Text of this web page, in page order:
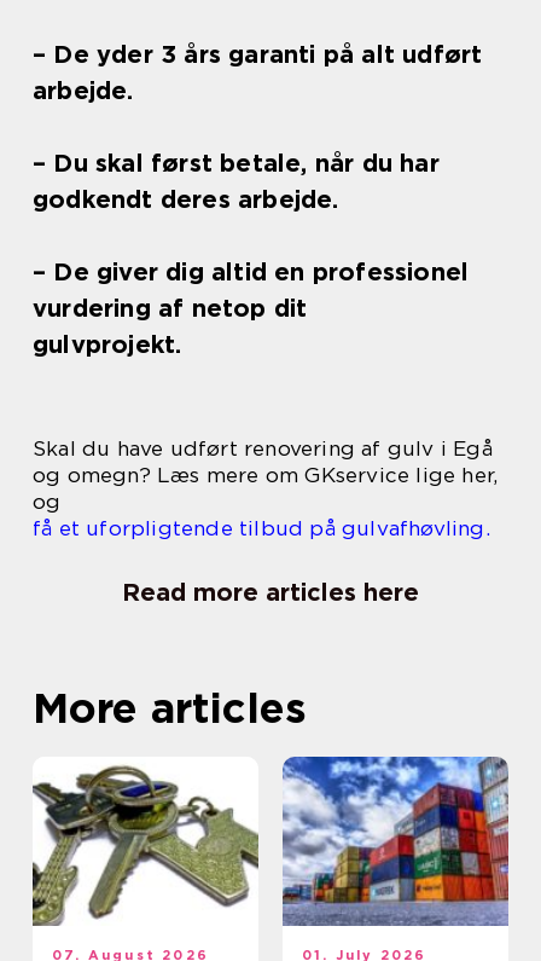
– De yder 3 års garanti på alt udført
arbejde.
– Du skal først betale, når du har
godkendt deres arbejde.
– De giver dig altid en professionel
vurdering af netop dit
gulvprojekt.
Skal du have udført renovering af gulv i Egå
og omegn? Læs mere om GKservice lige her,
og
få et uforpligtende tilbud på gulvafhøvling.
Read more articles here
More articles
07. August 2026 01. July 2026